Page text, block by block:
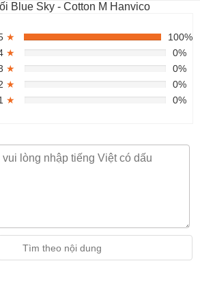
Blue Sky - Cotton M Hanvico
★
100%
★
0%
★
0%
★
0%
★ 0%